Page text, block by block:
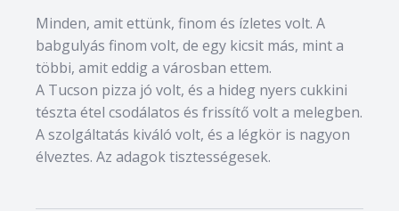
Minden, amit ettünk, finom és ízletes volt. A
babgulyás finom volt, de egy kicsit más, mint a
többi, amit eddig a városban ettem.
A Tucson pizza jó volt, és a hideg nyers cukkini
tészta étel csodálatos és frissítő volt a melegben.
A szolgáltatás kiváló volt, és a légkör is nagyon
élveztes. Az adagok tisztességesek.